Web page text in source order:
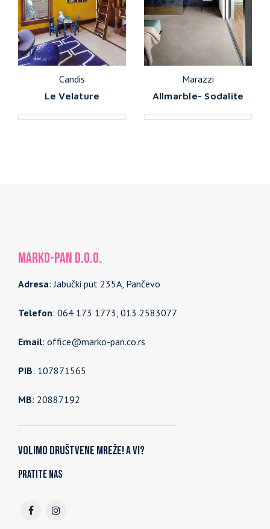
Candis
Le Velature
Marazzi
Allmarble- Sodalite
MARKO-PAN d.o.o.
Adresa: Jabučki put 235A, Pančevo
Telefon: 064 173 1773, 013 2583077
Email: office@marko-pan.co.rs
PIB: 107871565
MB: 20887192
Volimo društvene mreže! A vi?
Pratite nas